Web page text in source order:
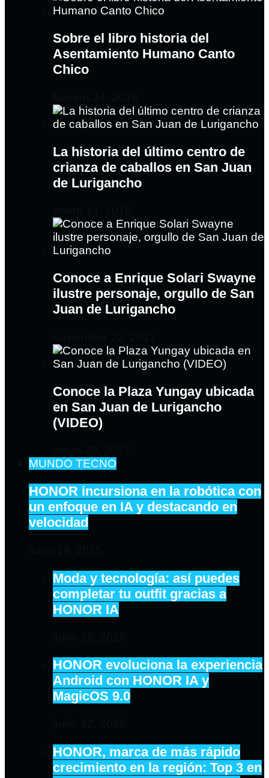
Sobre el libro historia del
Asentamiento Humano Canto
Chico
La historia del último centro de
crianza de caballos en San Juan
de Lurigancho
Conoce a Enrique Solari Swayne
ilustre personaje, orgullo de San
Juan de Lurigancho
Conoce la Plaza Yungay ubicada
en San Juan de Lurigancho
(VIDEO)
MUNDO TECNO
HONOR incursiona en la robótica con
un enfoque en IA y destacando en
velocidad
Moda y tecnología: así puedes
completar tu outfit gracias a
HONOR IA
HONOR evoluciona la experiencia
Android con HONOR IA y
MagicOS 9.0
HONOR, marca de más rápido
crecimiento en la región: Top 3 en